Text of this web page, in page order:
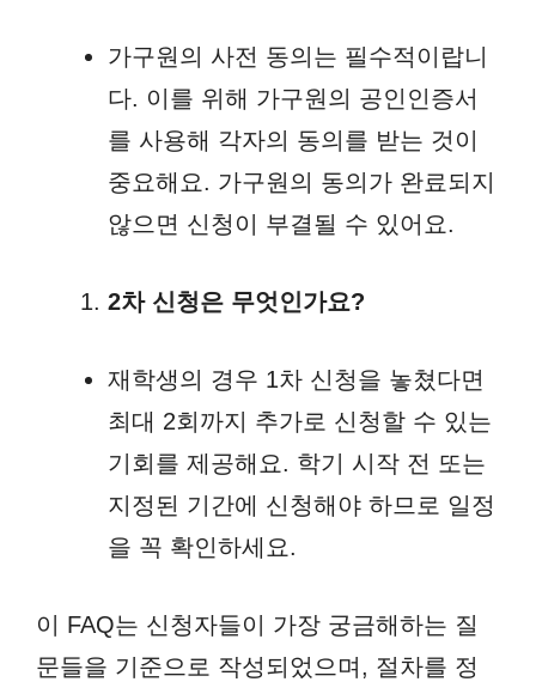
가구원의 사전 동의는 필수적이랍니
다. 이를 위해 가구원의 공인인증서
를 사용해 각자의 동의를 받는 것이
중요해요. 가구원의 동의가 완료되지
않으면 신청이 부결될 수 있어요.
2차 신청은 무엇인가요?
재학생의 경우 1차 신청을 놓쳤다면
최대 2회까지 추가로 신청할 수 있는
기회를 제공해요. 학기 시작 전 또는
지정된 기간에 신청해야 하므로 일정
을 꼭 확인하세요.
이 FAQ는 신청자들이 가장 궁금해하는 질
문들을 기준으로 작성되었으며, 절차를 정